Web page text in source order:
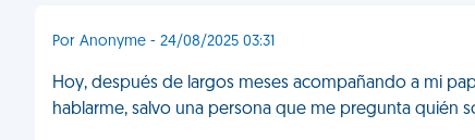
Por Anonyme - 24/08/2025 03:31
Hoy, después de largos meses acompañando a mi
hablarme, salvo una persona que me pregunta quién